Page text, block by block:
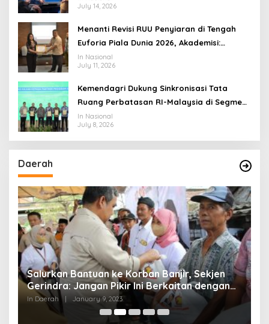
July 14, 2026
Menanti Revisi RUU Penyiaran di Tengah
Euforia Piala Dunia 2026, Akademisi:
Jangan Terus Jadi “Messi dan Ronaldo”
Legislasi
In Nasional
July 11, 2026
Kemendagri Dukung Sinkronisasi Tata
Ruang Perbatasan RI-Malaysia di Segmen
Sinapad-Sesai
In Nasional
July 8, 2026
Daerah
Salurkan Bantuan ke Korban Banjir, Sekjen
Gerindra: Jangan Pikir Ini Berkaitan dengan
Agenda Politik
In Daerah January 9, 2023